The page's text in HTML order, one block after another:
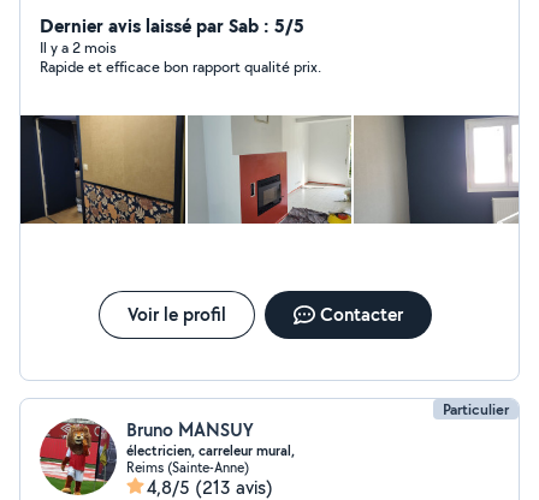
Dernier avis laissé par Sab : 5/5
Il y a 2 mois
Rapide et efficace bon rapport qualité prix.
Voir le profil Contacter
Particulier
Bruno MANSUY
électricien, carreleur mural,
Reims (Sainte-Anne)
4,8/5 (213 avis)